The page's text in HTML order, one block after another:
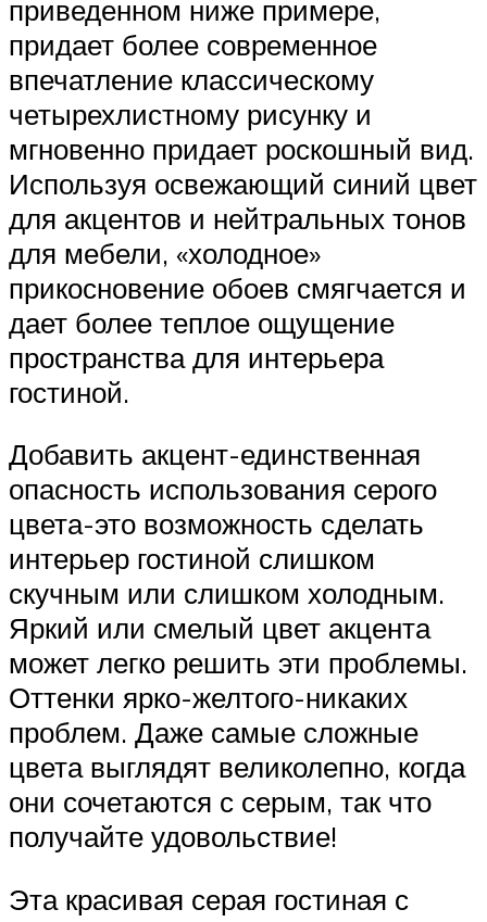
приведенном ниже примере,
придает более современное
впечатление классическому
четырехлистному рисунку и
мгновенно придает роскошный вид.
Используя освежающий синий цвет
для акцентов и нейтральных тонов
для мебели, «холодное»
прикосновение обоев смягчается и
дает более теплое ощущение
пространства для интерьера
гостиной.
Добавить акцент-единственная
опасность использования серого
цвета-это возможность сделать
интерьер гостиной слишком
скучным или слишком холодным.
Яркий или смелый цвет акцента
может легко решить эти проблемы.
Оттенки ярко-желтого-никаких
проблем. Даже самые сложные
цвета выглядят великолепно, когда
они сочетаются с серым, так что
получайте удовольствие!
Эта красивая серая гостиная с